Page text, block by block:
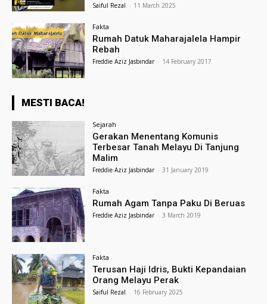
Saiful Rezal - 11 March 2025
Fakta
Rumah Datuk Maharajalela Hampir
Rebah
Freddie Aziz Jasbindar - 14 February 2017
MESTI BACA!
Sejarah
Gerakan Menentang Komunis
Terbesar Tanah Melayu Di Tanjung
Malim
Freddie Aziz Jasbindar - 31 January 2019
Fakta
Rumah Agam Tanpa Paku Di Beruas
Freddie Aziz Jasbindar - 3 March 2019
Fakta
Terusan Haji Idris, Bukti Kepandaian
Orang Melayu Perak
Saiful Rezal - 16 February 2025